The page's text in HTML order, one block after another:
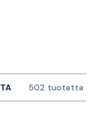
502 tuotetta